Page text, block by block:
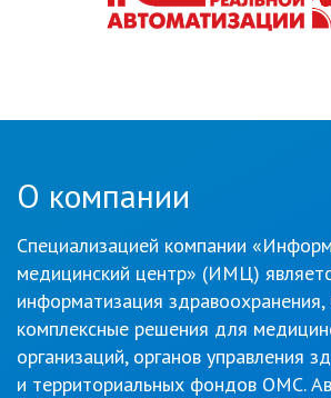
О компании
Специализацией компании
медицинский центр» (ИМЦ)
информатизация здравоохранения,
комплексные решения для
организаций, органов управления
и территориальных фондов ОМС.